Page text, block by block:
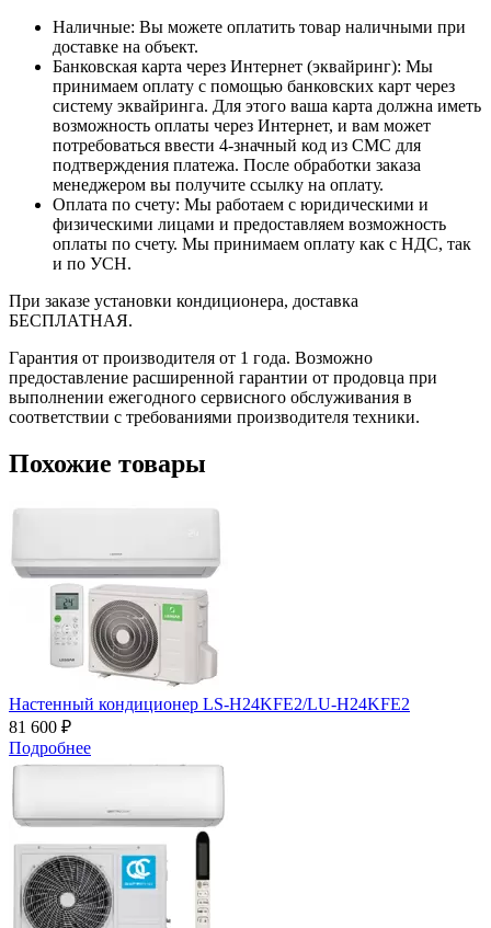
Наличные: Вы можете оплатить товар наличными при
доставке на объект.
Банковская карта через Интернет (эквайринг): Мы
принимаем оплату с помощью банковских карт через
систему эквайринга. Для этого ваша карта должна иметь
возможность оплаты через Интернет, и вам может
потребоваться ввести 4-значный код из СМС для
подтверждения платежа. После обработки заказа
менеджером вы получите ссылку на оплату.
Оплата по счету: Мы работаем с юридическими и
физическими лицами и предоставляем возможность
оплаты по счету. Мы принимаем оплату как с НДС, так
и по УСН.
При заказе установки кондиционера, доставка
БЕСПЛАТНАЯ.
Гарантия от производителя от 1 года. Возможно
предоставление расширенной гарантии от продовца при
выполнении ежегодного сервисного обслуживания в
соответствии с требованиями производителя техники.
Похожие товары
Настенный кондиционер LS-H24KFE2/LU-H24KFE2
81 600 ₽
Подробнее